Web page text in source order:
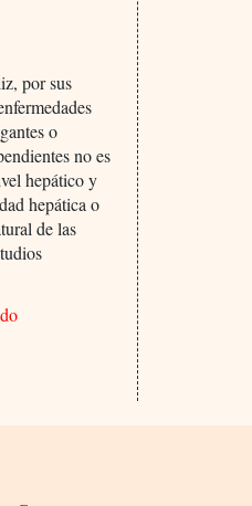
por sus
o
no es
hepático y
hepática o
de las